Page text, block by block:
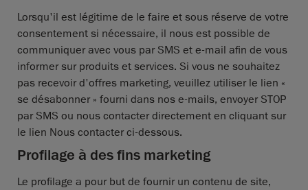
Lorsqu'il est légitime de le faire et sous réserve de votre
consentement si nécessaire, il nous est possible de
communiquer avec vous par SMS et e-mail afin de vous
informer sur produits et services. Si vous ne souhaitez
pas recevoir d'offres marketing, veuillez utiliser le lien «
se désabonner » fourni dans nos e-mails, envoyer STOP
par SMS ou nous contacter directement en cliquant sur
le lien Nous contacter ci-dessous.
Profilage à des fins marketing
Le profilage a pour but de fournir un contenu de site,